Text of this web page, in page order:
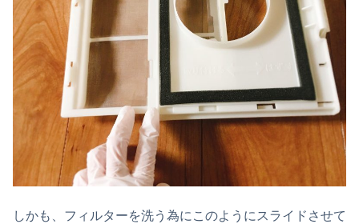
しかも、フィルターを洗う為にこのようにスライドさせて